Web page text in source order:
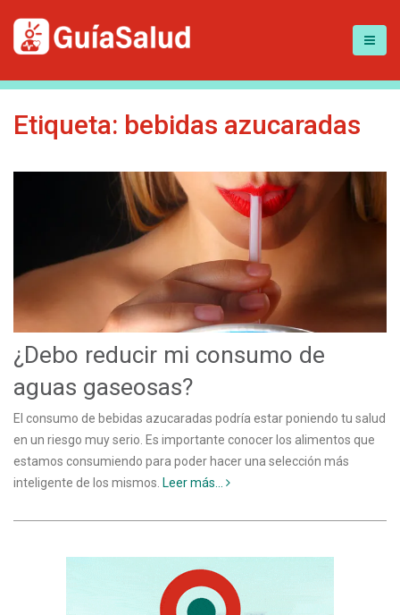
Etiqueta: bebidas azucaradas
¿Debo reducir mi consumo de
aguas gaseosas?
El consumo de bebidas azucaradas podría estar poniendo tu salud
en un riesgo muy serio. Es importante conocer los alimentos que
estamos consumiendo para poder hacer una selección más
inteligente de los mismos. Leer más...